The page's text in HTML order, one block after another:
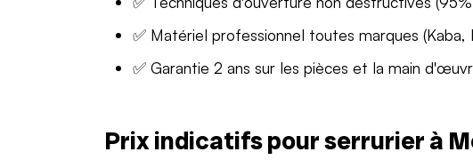
✅ Matériel professionnel toutes marques
✅ Garantie 2 ans sur les pièces et la main
Prix indicatifs pour serrurier à